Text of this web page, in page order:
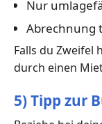
Nur
Abrechnung
Falls du Zweifel
durch einen
5) Tipp zur